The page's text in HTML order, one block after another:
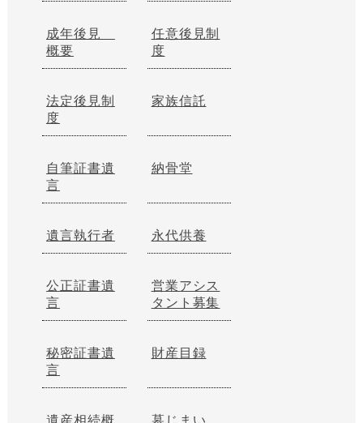
成年後見
概要
任意後見制
度
法定後見制
度
家族信託
自筆証書遺
言
納骨堂
遺言執行者 永代供養
公正証書遺
言
営業アシス
タント募集
秘密証書遺
言
財産目録
遺産相続概
墓じまい